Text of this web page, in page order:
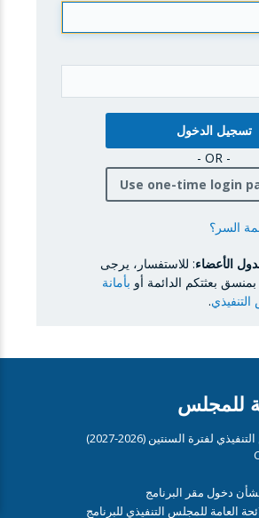
- OR -
Use one-time login
السر؟
الأعضاء: للاستفسار، يرجى
بمنسق بعثتكم الدائمة أو بأمانة
.
للمجلس
لفترة السنتين (2026-2027)
دخول مقر البرنامج
العامة للمجلس التنفيذي للبرنامج